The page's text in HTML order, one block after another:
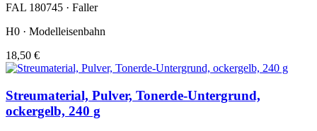
FAL 180745 · Faller
H0 · Modelleisenbahn
18,50 €
Streumaterial, Pulver, Tonerde-Untergrund,
ockergelb, 240 g